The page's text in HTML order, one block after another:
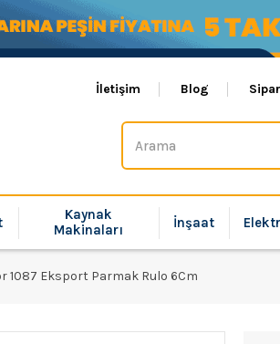
İletişim Blog
Kaynak
Makinaları
İnşaat
1087 Eksport Parmak Rulo 6Cm